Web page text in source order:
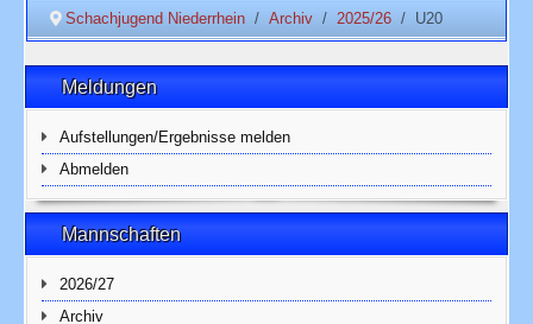
Schachjugend Niederrhein Archiv 2025/26 U20
Meldungen
Aufstellungen/Ergebnisse melden
Abmelden
Mannschaften
2026/27
Archiv